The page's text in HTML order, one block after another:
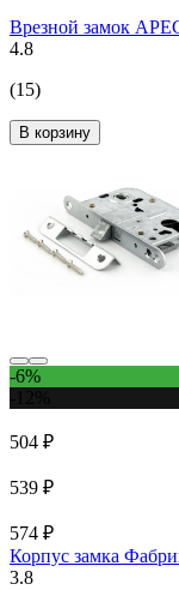
Врезной замок
4.8
(15)
В корзину
-6%
504 ₽
539 ₽
574 ₽
Корпус замка
3.8